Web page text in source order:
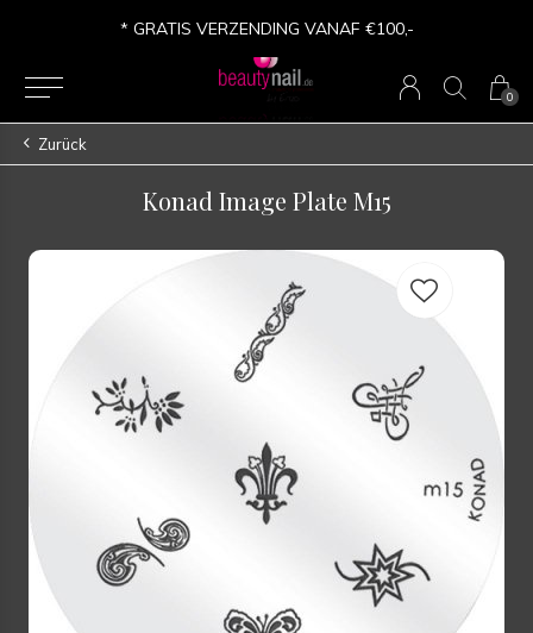
0
* VERSANDKOSTEN FREI AB €100,-
Zurück
Konad Image Plate M15